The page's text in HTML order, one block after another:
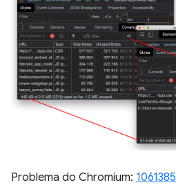
Problema do Chromium: 1061385